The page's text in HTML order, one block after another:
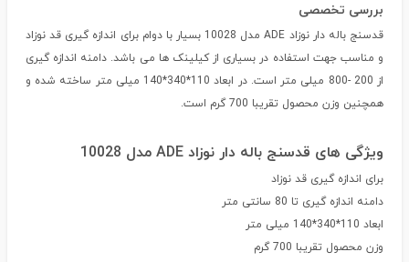
بررسی تخصصی
قدسنج باله دار نوزاد ADE مدل 10028 بسیار با دوام برای اندازه گیری قد نوزاد
و مناسب جهت استفاده در بسیاری از کیلینک ها می باشد. دامنه اندازه گیری
از 200 -800 میلی متر است. در ابعاد 110*340*140 میلی متر ساخته شده و
همچنین وزن محصول تقریبا 700 گرم است.
ویژگی های قدسنج باله دار نوزاد ADE مدل 10028
برای اندازه گیری قد نوزاد
دامنه اندازه گیری تا 80 سانتی متر
ابعاد 110*340*140 میلی متر
وزن محصول تقریبا 700 گرم